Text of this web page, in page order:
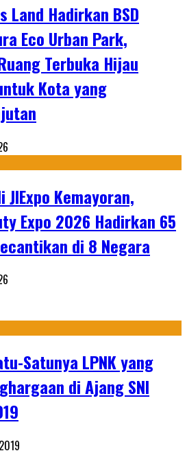
Land Hadirkan BSD
Eco Urban Park,
Terbuka Hijau
Kota yang
JIExpo Kemayoran,
Expo 2026 Hadirkan 65
di 8 Negara
Satunya LPNK yang
di Ajang SNI